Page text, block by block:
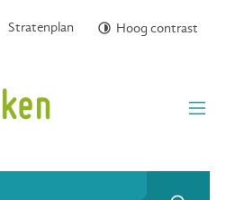
Stratenplan Hoog contrast
menu